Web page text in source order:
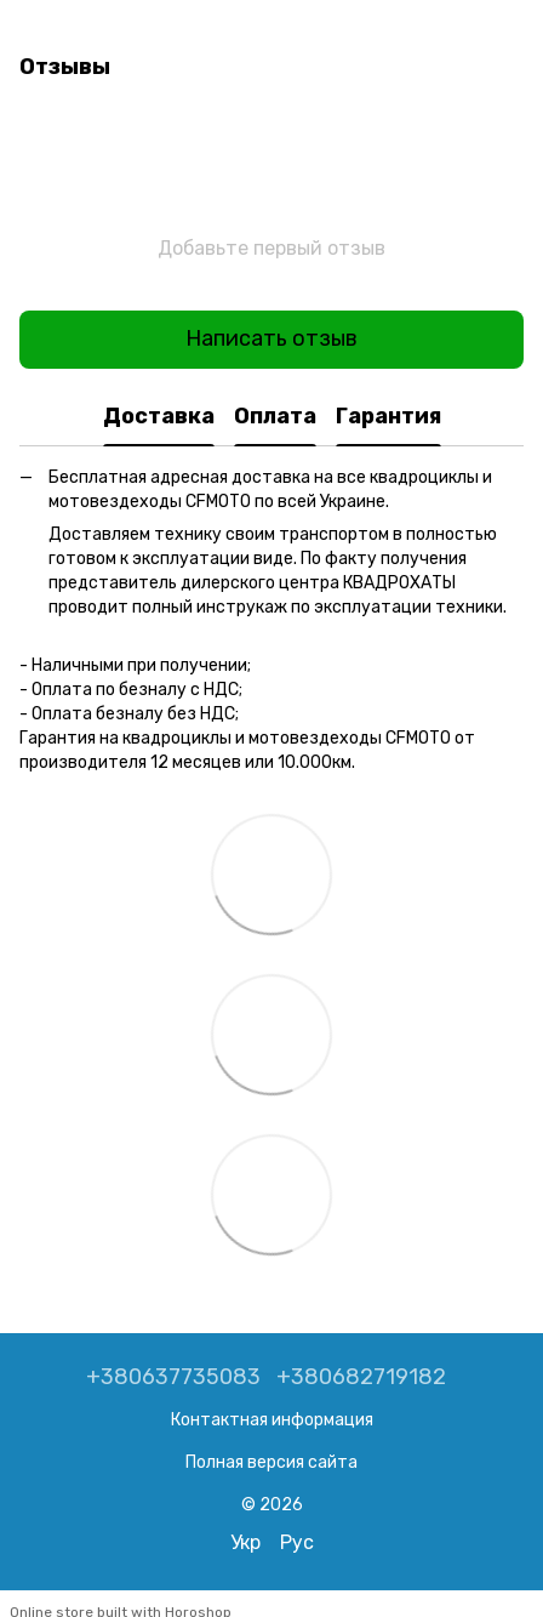
Отзывы
Добавьте первый отзыв
Написать отзыв
Доставка Оплата Гарантия
Бесплатная адресная доставка на все квадроциклы и
мотовездеходы CFMOTO по всей Украине.
Доставляем технику своим транспортом в полностью
готовом к эксплуатации виде. По факту получения
представитель дилерского центра КВАДРОХАТЫ
проводит полный инструкаж по эксплуатации техники.
- Наличными при получении;
- Оплата по безналу с НДС;
- Оплата безналу без НДС;
Гарантия на квадроциклы и мотовездеходы CFMOTO от
производителя 12 месяцев или 10.000км.
+380637735083 +380682719182
Контактная информация
Полная версия сайта
© 2026
Укр Рус
Online store built with Horoshop